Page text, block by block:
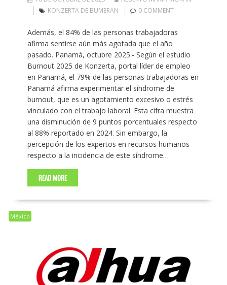
KONZERTA DE BUMERAN
0 COMMENT
Además, el 84% de las personas trabajadoras
afirma sentirse aún más agotada que el año
pasado. Panamá, octubre 2025.- Según el estudio
Burnout 2025 de Konzerta, portal líder de empleo
en Panamá, el 79% de las personas trabajadoras en
Panamá afirma experimentar el síndrome de
burnout, que es un agotamiento excesivo o estrés
vinculado con el trabajo laboral. Esta cifra muestra
una disminución de 9 puntos porcentuales respecto
al 88% reportado en 2024. Sin embargo, la
percepción de los expertos en recursos humanos
respecto a la incidencia de este síndrome…
READ MORE
México